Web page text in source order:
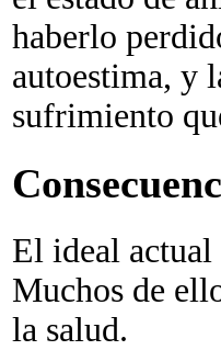
haberlo
autoestima, y
sufrimiento
El ideal actual
Muchos de
la salud.